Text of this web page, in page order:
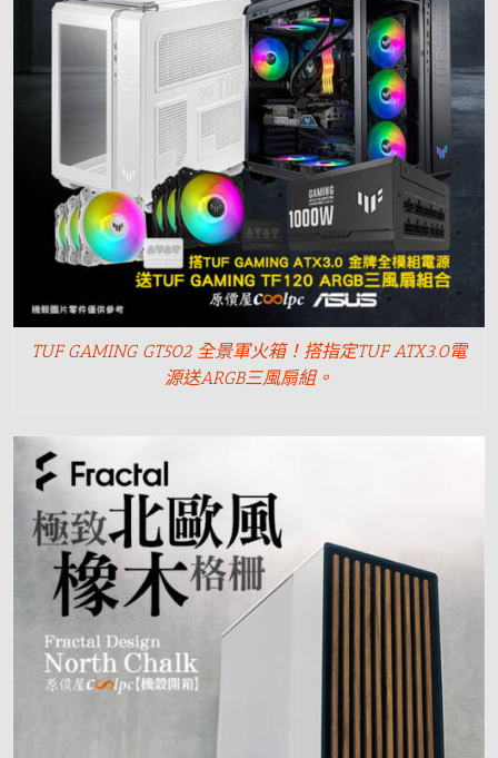
TUF GAMING GT502 全景軍火箱！搭指定TUF ATX3.0電
源送ARGB三風扇組。